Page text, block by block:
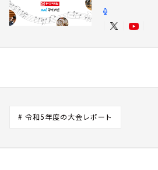
# 令和5年度の大会レポート